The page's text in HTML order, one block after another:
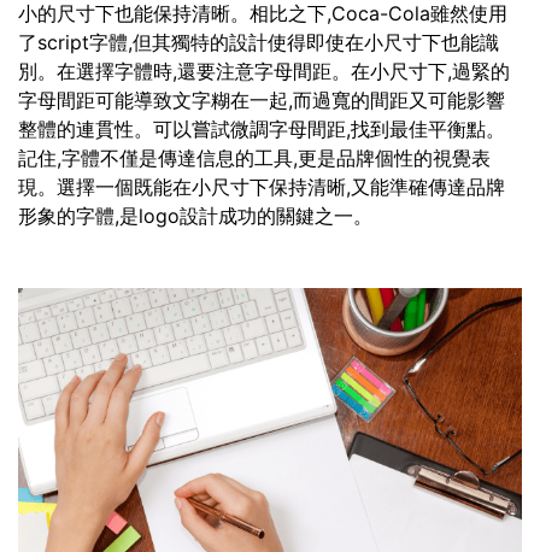
小的尺寸下也能保持清晰。相比之下,Coca-Cola雖然使用
了script字體,但其獨特的設計使得即使在小尺寸下也能識
別。在選擇字體時,還要注意字母間距。在小尺寸下,過緊的
字母間距可能導致文字糊在一起,而過寬的間距又可能影響
整體的連貫性。可以嘗試微調字母間距,找到最佳平衡點。
記住,字體不僅是傳達信息的工具,更是品牌個性的視覺表
現。選擇一個既能在小尺寸下保持清晰,又能準確傳達品牌
形象的字體,是logo設計成功的關鍵之一。